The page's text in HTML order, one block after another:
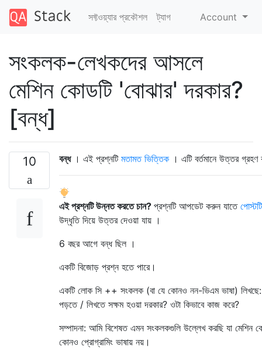
সফ্টওয়্যার প্রকৌশল ট্যাগ Account
সংকলক-লেখকদের আসলে
মেশিন কোডটি 'বোঝার' দরকার?
[বন্ধ]
10 বন্ধ। এই প্রশ্নটি মতামত ভিত্তিক । এটি বর্তমানে উত্তর
এই প্রশ্নটি উন্নত করতে চান? প্রশ্নটি আপডেট করুন যাতে
উদ্ধৃতি দিয়ে উত্তর দেওয়া যায় ।
6 বছর আগে বন্ধ ছিল ।
একটি বিজোড় প্রশ্ন হতে পারে।
একটি লোক সি ++ সংকলক (বা যে কোনও নন-ভিএম ভাষা) লিখছে:
পড়তে / লিখতে সক্ষম হওয়া দরকার? ওটা কিভাবে কাজ করে?
সম্পাদনা: আমি বিশেষত এমন সংকলকগুলি উল্লেখ করছি যা
কোনও প্রোগ্রামিং ভাষায় নয়।